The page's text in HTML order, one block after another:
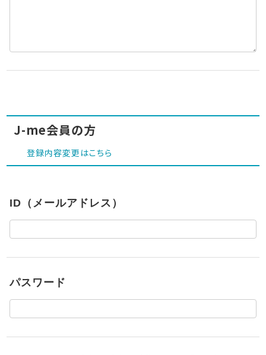
J-me会員の方
登録内容変更はこちら
ID（メールアドレス）
パスワード